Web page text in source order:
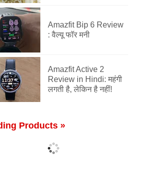
Amazfit Bip 6 Review
: वैल्यू फॉर मनी
Amazfit Active 2
Review in Hindi: महंगी
लगती है, लेकिन है नहीं!
Products »